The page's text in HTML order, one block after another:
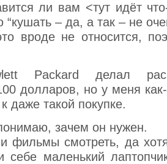
ли вам <тут идёт
“кушать – да, а так – не
вроде не относится,
Packard делал
долларов, но у меня
даже такой покупке.
зачем он нужен.
фильмы смотреть, да
себе маленький